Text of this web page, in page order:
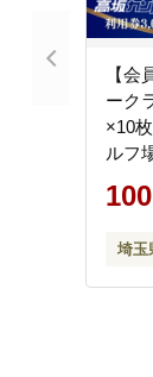
【会
ーク
×10
ルフ
埼玉